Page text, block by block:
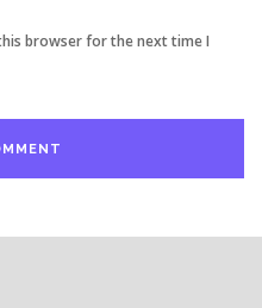
browser for the next time I